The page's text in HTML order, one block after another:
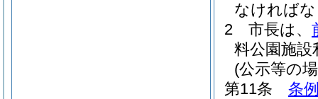
なければ
2
市長は、
料公園施設
(公示等の
第11条
条